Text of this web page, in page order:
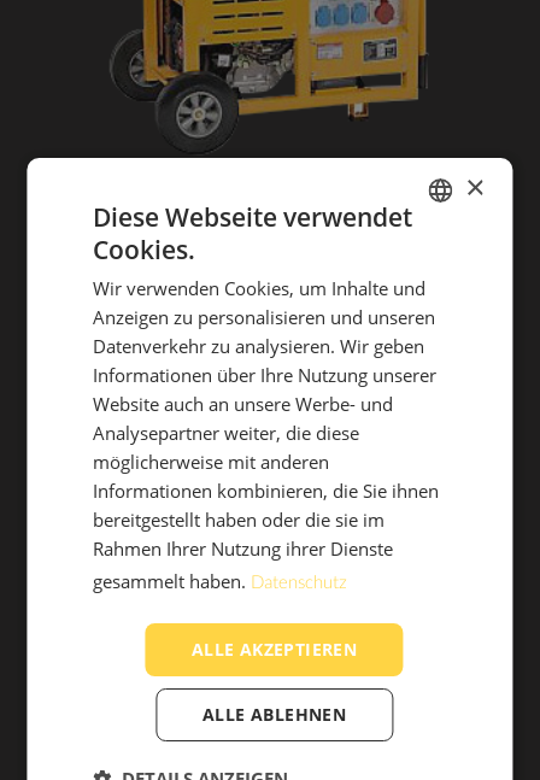
OUTDOOR LIVING
BETRIEB
Dieselaggregat 6KW auf Rädern
Luftgekühlte Dieselaggregate sind ideal wenn man
eine verlässliche, sichere und verbrauchsarme
mobile Energiequelle benötigt die auch für den
Dauerbetrieb geeignet ist.
HOLZBÖDEN DESIGN VINYL
TERRASSENBÖDEN
ITALIAN
×
Diese Webseite verwendet
Cookies.
Wir verwenden Cookies, um Inhalte und
Anzeigen zu personalisieren und unseren
Datenverkehr zu analysieren. Wir geben
Informationen über Ihre Nutzung unserer
Website auch an unsere Werbe- und
Analysepartner weiter, die diese
möglicherweise mit anderen
Informationen kombinieren, die Sie ihnen
bereitgestellt haben oder die sie im
Rahmen Ihrer Nutzung ihrer Dienste
gesammelt haben. Datenschutz
ALLE AKZEPTIEREN
ALLE ABLEHNEN